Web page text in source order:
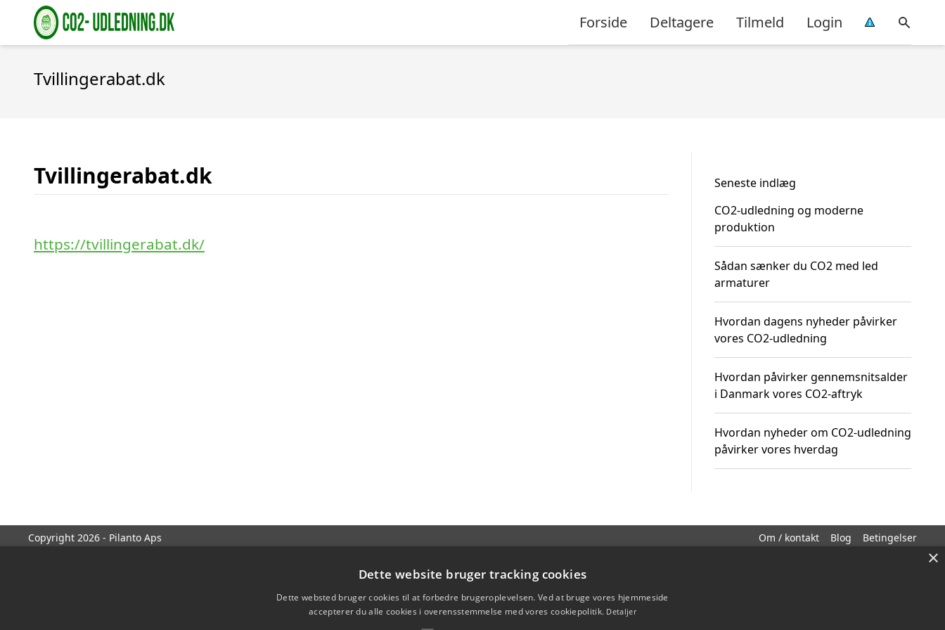
Forside Deltagere Tilmeld Login
Tvillingerabat.dk
Tvillingerabat.dk
https://tvillingerabat.dk/
Seneste indlæg
CO2-udledning og moderne
produktion
Sådan sænker du CO2 med led
armaturer
Hvordan dagens nyheder påvirker
vores CO2-udledning
Hvordan påvirker gennemsnitsalder
i Danmark vores CO2-aftryk
Hvordan nyheder om CO2-udledning
påvirker vores hverdag
Copyright 2026 - Pilanto Aps Om / kontakt Blog Betingelser
×
Dette website bruger tracking cookies
Dette websted bruger cookies til at forbedre brugeroplevelsen. Ved at bruge vores hjemmeside
accepterer du alle cookies i overensstemmelse med vores cookiepolitik. Detaljer